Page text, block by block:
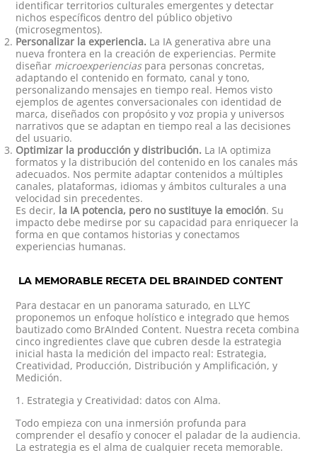
identificar territorios culturales emergentes y detectar
nichos específicos dentro del público objetivo
(microsegmentos).
Personalizar la experiencia. La IA generativa abre una
nueva frontera en la creación de experiencias. Permite
diseñar microexperienciaspara personas concretas,
adaptando el contenido en formato, canal y tono,
personalizando mensajes en tiempo real. Hemos visto
ejemplos de agentes conversacionales con identidad de
marca, diseñados con propósito y voz propia y universos
narrativos que se adaptan en tiempo real a las decisiones
del usuario.
Optimizar la producción y distribución. La IA optimiza
formatos y la distribución del contenido en los canales más
adecuados. Nos permite adaptar contenidos a múltiples
canales, plataformas, idiomas y ámbitos culturales a una
velocidad sin precedentes.
Es decir, la IA potencia, pero no sustituye la emoción. Su
impacto debe medirse por su capacidad para enriquecer la
forma en que contamos historias y conectamos
experiencias humanas.
LA MEMORABLE RECETA DEL BRAINDED CONTENT
Para destacar en un panorama saturado, en LLYC
proponemos un enfoque holístico e integrado que hemos
bautizado como BrAInded Content. Nuestra receta combina
cinco ingredientes clave que cubren desde la estrategia
inicial hasta la medición del impacto real: Estrategia,
Creatividad, Producción, Distribución y Amplificación, y
Medición.
1. Estrategia y Creatividad: datos con Alma.
Todo empieza con una inmersión profunda para
comprender el desafío y conocer el paladar de la audiencia.
La estrategia es el alma de cualquier receta memorable.